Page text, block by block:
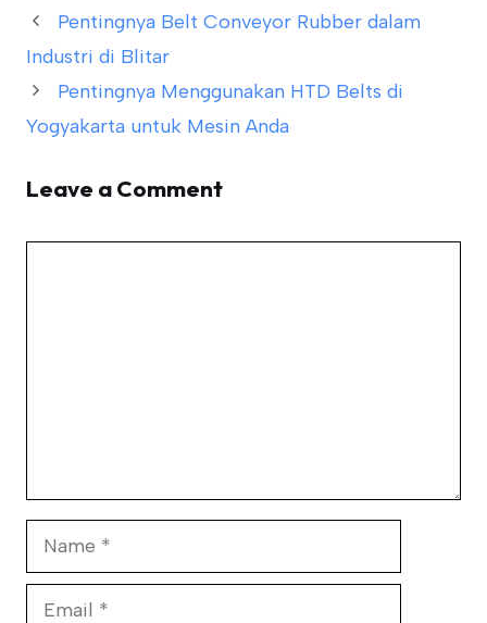
Pentingnya Belt Conveyor Rubber dalam
Industri di Blitar
Pentingnya Menggunakan HTD Belts di
Yogyakarta untuk Mesin Anda
Leave a Comment